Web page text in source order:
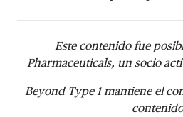
Este contenido fue
Pharmaceuticals, un socio
Beyond Type 1 mantiene el